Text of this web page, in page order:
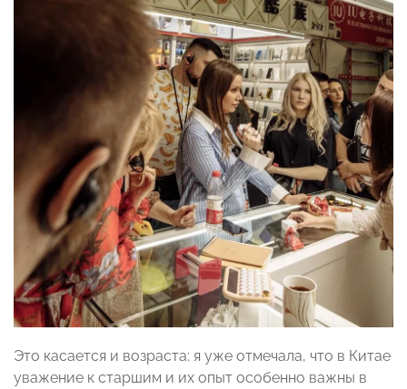
Это касается и возраста: я уже отмечала, что в Китае
уважение к старшим и их опыт особенно важны в